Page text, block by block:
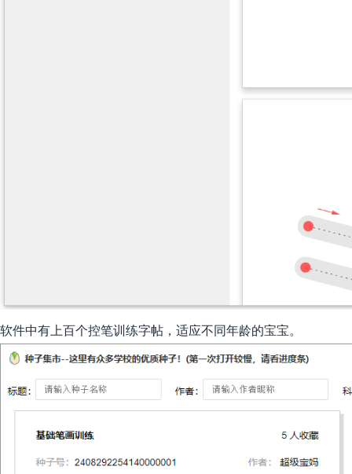
软件中有上百个控笔训练字帖，适应不同年龄的宝宝。